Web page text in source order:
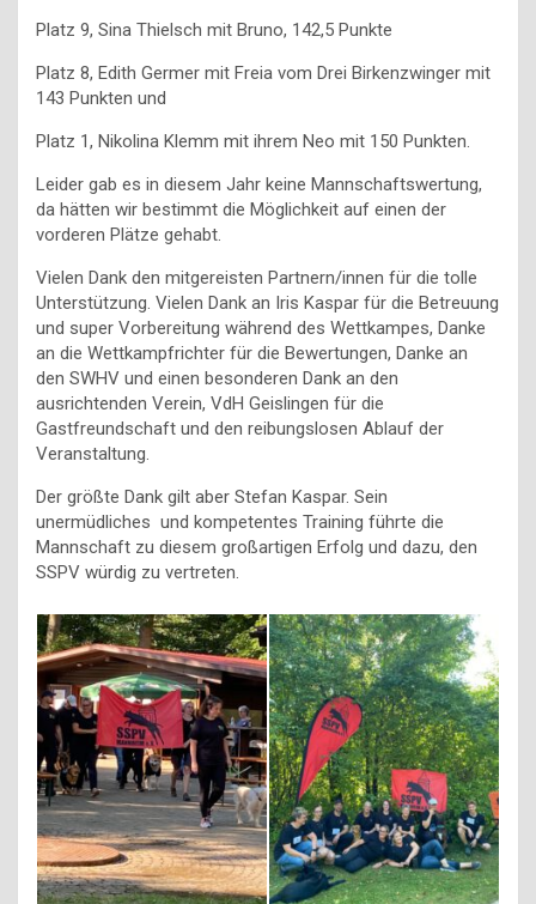
Platz 9, Sina Thielsch mit Bruno, 142,5 Punkte
Platz 8, Edith Germer mit Freia vom Drei Birkenzwinger mit
143 Punkten und
Platz 1, Nikolina Klemm mit ihrem Neo mit 150 Punkten.
Leider gab es in diesem Jahr keine Mannschaftswertung,
da hätten wir bestimmt die Möglichkeit auf einen der
vorderen Plätze gehabt.
Vielen Dank den mitgereisten Partnern/innen für die tolle
Unterstützung. Vielen Dank an Iris Kaspar für die Betreuung
und super Vorbereitung während des Wettkampes, Danke
an die Wettkampfrichter für die Bewertungen, Danke an
den SWHV und einen besonderen Dank an den
ausrichtenden Verein, VdH Geislingen für die
Gastfreundschaft und den reibungslosen Ablauf der
Veranstaltung.
Der größte Dank gilt aber Stefan Kaspar. Sein
unermüdliches und kompetentes Training führte die
Mannschaft zu diesem großartigen Erfolg und dazu, den
SSPV würdig zu vertreten.